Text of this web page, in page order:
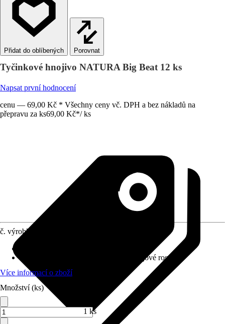
Porovnat
Tyčinkové hnojivo NATURA Big Beat 12 ks
Napsat první hodnocení
cenu — 69,00 Kč * Všechny ceny vč. DPH a bez nákladů na
přepravu za ks69,00 Kč*/ ks
č. výrobku
Balkónová rostlina, Pokojové rostliny
Více informací o zboží
Množství (ks)
1 ks